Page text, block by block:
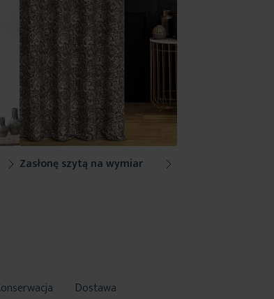
Zasłonę szytą na wymiar
Dostawa